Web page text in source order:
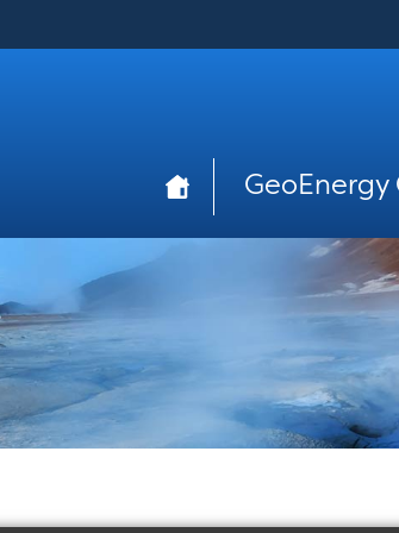
Navigation
überspringenGeoEnergy